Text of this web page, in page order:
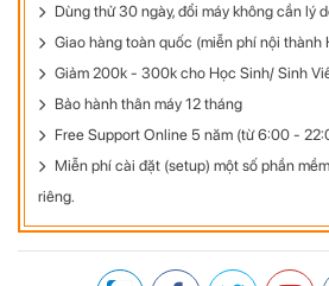
Dùng thử 30 ngày, đổi máy không cần lý
Giao hàng toàn quốc (miễn phí nội thành
Giảm 200k - 300k cho Học Sinh/ Sinh
Bảo hành thân máy 12 tháng
Free Support Online 5 năm (từ 6:00 -
Miễn phí cài đặt (setup) một số phần
riêng.